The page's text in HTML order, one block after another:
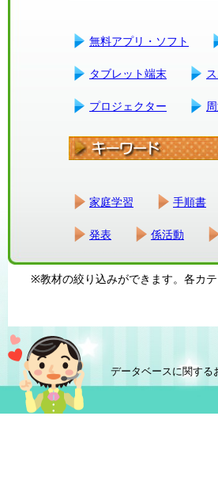
無料アプリ・ソフト
タブレット端末
プロジェクター
家庭学習 手順書
発表 係活動
※教材の絞り込みができます。各カ
データベースに関する